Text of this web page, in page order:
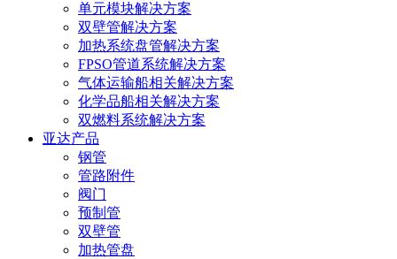
单元模块解决方案
双壁管解决方案
加热系统盘管解决方案
FPSO管道系统解决方案
气体运输船相关解决方案
化学品船相关解决方案
双燃料系统解决方案
亚达产品
钢管
管路附件
阀门
预制管
双壁管
加热管盘